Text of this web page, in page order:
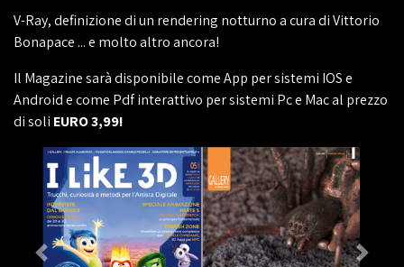
V-Ray, definizione di un rendering notturno a cura di Vittorio
Bonapace ... e molto altro ancora!
Il Magazine sarà disponibile come App per sistemi IOS e
Android e come Pdf interattivo per sistemi Pc e Mac al prezzo
di soli EURO 3,99!